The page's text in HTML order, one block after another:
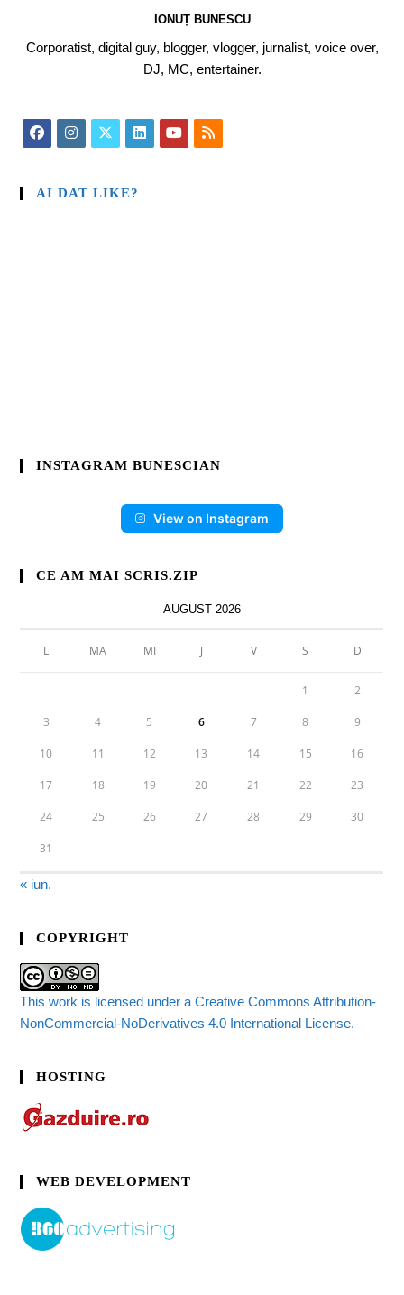
IONUȚ BUNESCU
Corporatist, digital guy, blogger, vlogger, jurnalist, voice over,
DJ, MC, entertainer.
AI DAT LIKE?
INSTAGRAM BUNESCIAN
View on Instagram
CE AM MAI SCRIS.ZIP
AUGUST 2026
L MA MI J V S D
1 2
3 4 5 6 7 8 9
10 11 12 13 14 15 16
17 18 19 20 21 22 23
24 25 26 27 28 29 30
31
« iun.
COPYRIGHT
This work is licensed under a Creative Commons Attribution-
NonCommercial-NoDerivatives 4.0 International License.
HOSTING
WEB DEVELOPMENT